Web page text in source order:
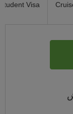
Student Visa